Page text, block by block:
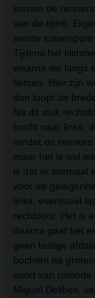
komen de
van de tijdrit.
eerste
Tijdens het
waarna we langs
fietsen. Hier zijn
dan loopt de
Na dit stuk
bocht naar links,
omdat de
maar het is wel
is dat er normaal
voor de
links, eventueel
rechtdoor. Het is
daarna gaat het
geen lastige
bochten na
soort van
Miguel Delibes,